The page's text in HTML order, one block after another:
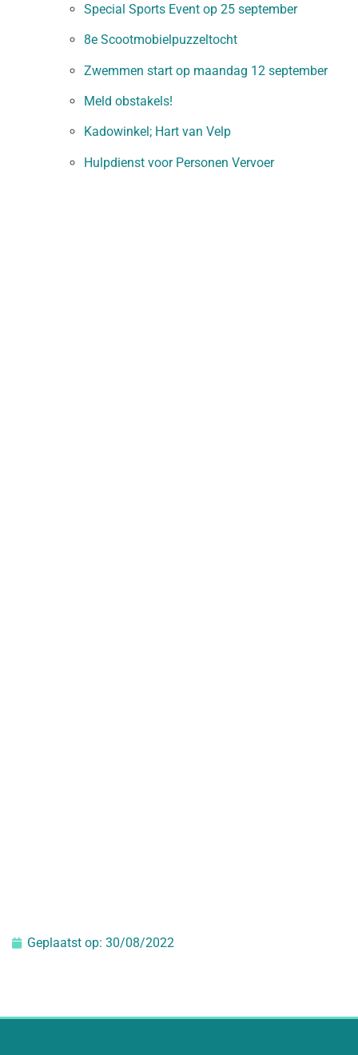
Special Sports Event op 25 september
8e Scootmobielpuzzeltocht
Zwemmen start op maandag 12 september
Meld obstakels!
Kadowinkel; Hart van Velp
Hulpdienst voor Personen Vervoer
Geplaatst op: 30/08/2022